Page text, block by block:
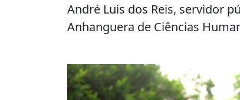
André Luis dos Reis, servidor
Anhanguera de Ciências